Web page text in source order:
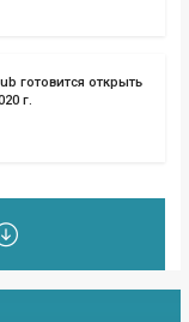
готовится открыть
г.